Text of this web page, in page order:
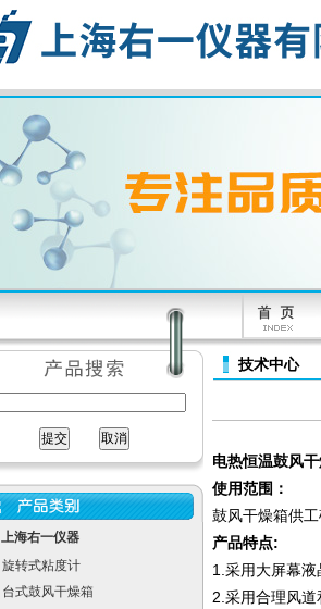
上海右一仪器
旋转式粘度计
台式鼓风干燥箱
技术中心
电热恒温鼓风
使用范围：
鼓风干燥箱供
产品特点:
1.采用大屏幕液
2.采用合理风道